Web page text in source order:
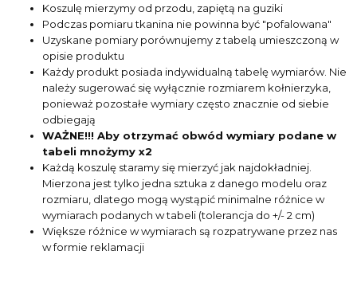
Koszulę mierzymy od przodu, zapiętą na guziki
Podczas pomiaru tkanina nie powinna być "pofalowana"
Uzyskane pomiary porównujemy z tabelą umieszczoną w
opisie produktu
Każdy produkt posiada indywidualną tabelę wymiarów. Nie
należy sugerować się wyłącznie rozmiarem kołnierzyka,
ponieważ pozostałe wymiary często znacznie od siebie
odbiegają
WAŻNE!!! Aby otrzymać obwód wymiary podane w
tabeli mnożymy x2
Każdą koszulę staramy się mierzyć jak najdokładniej.
Mierzona jest tylko jedna sztuka z danego modelu oraz
rozmiaru, dlatego mogą wystąpić minimalne różnice w
wymiarach podanych w tabeli (tolerancja do +/- 2 cm)
Większe różnice w wymiarach są rozpatrywane przez nas
w formie reklamacji